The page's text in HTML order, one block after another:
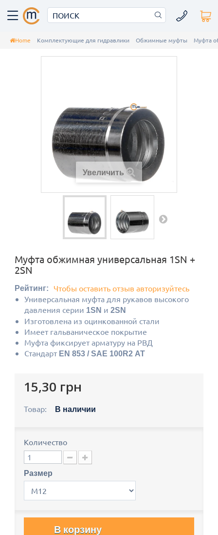
Home Комплектующие для гидравлики Обжимные муфты Муфта
Увеличить
Муфта обжимная универсальная 1SN +
2SN
Рейтинг:
Чтобы оставить отзыв авторизуйтесь
Универсальная муфта для рукавов высокого
давления серии 1SN и 2SN
Изготовлена из оцинкованной стали
Имеет гальваническое покрытие
Муфта фиксирует арматуру на РВД
Стандарт EN 853 / SAE 100R2 AT
15,30 грн
Товар: В наличии
Количество
Размер
В корзину